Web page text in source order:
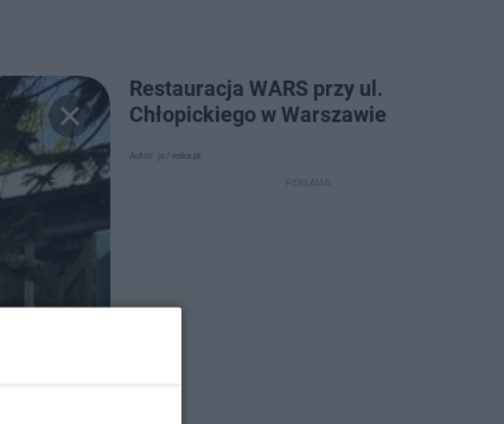
Restauracja WARS przy ul.
Chłopickiego w Warszawie
Autor: jo/ eska.pl